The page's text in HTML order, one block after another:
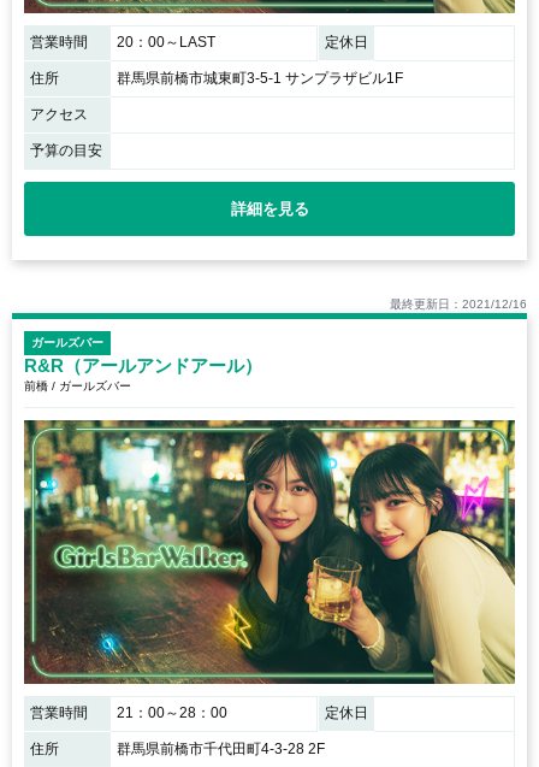
営業時間 20：00～LAST 定休日
住所 群馬県前橋市城東町3-5-1 サンプラザビル1F
アクセス
予算の目安
詳細を見る
最終更新日：2021/12/16
ガールズバー
R&R（アールアンドアール）
前橋 / ガールズバー
営業時間 21：00～28：00 定休日
住所 群馬県前橋市千代田町4-3-28 2F